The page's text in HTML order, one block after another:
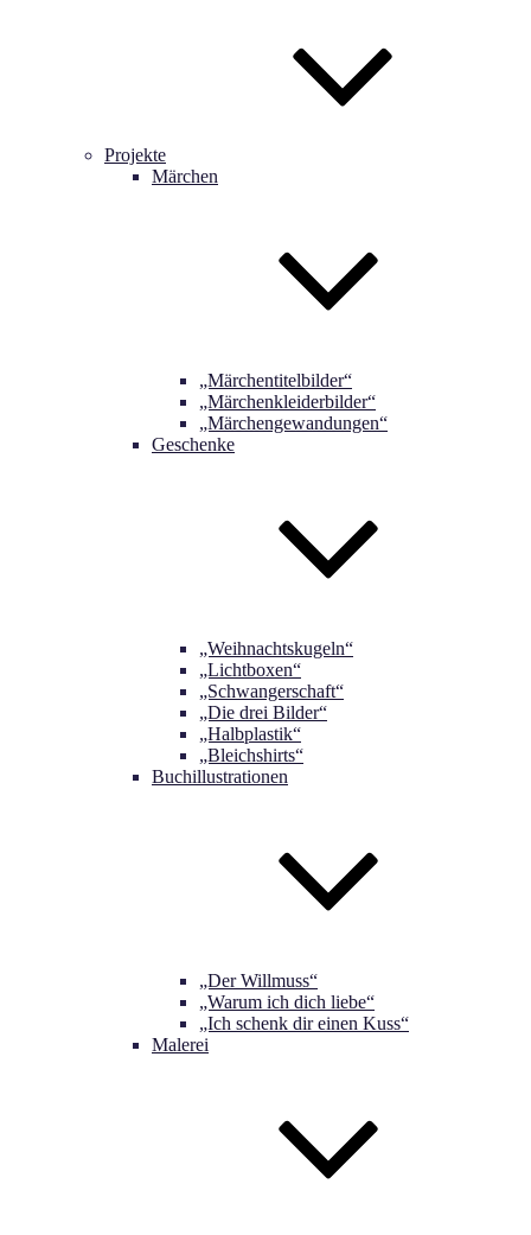
Projekte
Märchen
„Märchentitelbilder“
„Märchenkleiderbilder“
„Märchengewandungen“
Geschenke
„Weihnachtskugeln“
„Lichtboxen“
„Schwangerschaft“
„Die drei Bilder“
„Halbplastik“
„Bleichshirts“
Buchillustrationen
„Der Willmuss“
„Warum ich dich liebe“
„Ich schenk dir einen Kuss“
Malerei